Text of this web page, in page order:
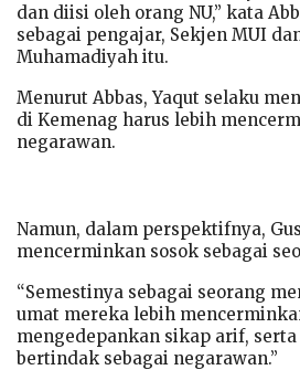
dan diisi oleh orang NU,” kata
sebagai pengajar, Sekjen MUI
Muhamadiyah itu.
Menurut Abbas, Yaqut selaku
di Kemenag harus lebih
negarawan.
Namun, dalam perspektifnya,
mencerminkan sosok sebagai
“Semestinya sebagai seorang
umat mereka lebih
mengedepankan sikap arif,
bertindak sebagai negarawan.”